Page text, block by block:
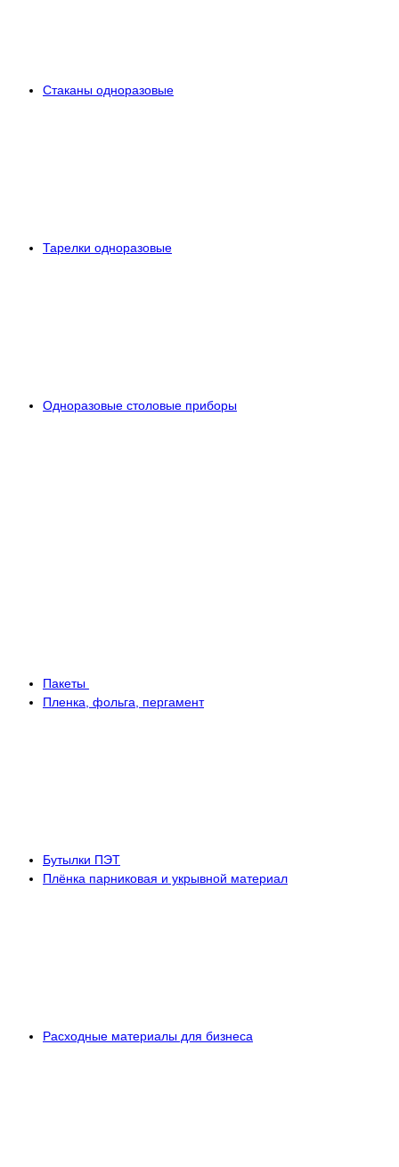
Стаканы одноразовые
Тарелки одноразовые
Одноразовые столовые приборы
Пакеты
Пленка, фольга, пергамент
Бутылки ПЭТ
Плёнка парниковая и укрывной материал
Расходные материалы для бизнеса